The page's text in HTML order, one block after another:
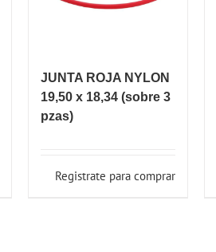
JUNTA ROJA NYLON
19,50 x 18,34 (sobre 3
pzas)
Registrate para comprar